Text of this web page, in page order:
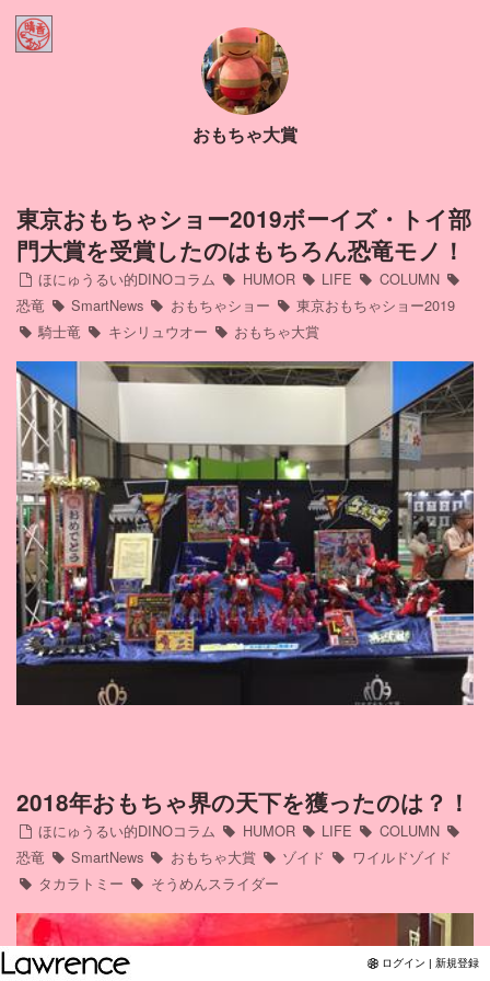
Home
ほにゅうるい的DINOコラム
Profile
インスタ
アメブロ
ミリブロ
FB
Twitter
YouTubeチャンネル
おもちゃ大賞
東京おもちゃショー2019ボーイズ・トイ部
門大賞を受賞したのはもちろん恐竜モノ！
ほにゅうるい的DINOコラム HUMOR LIFE
COLUMN
恐竜
SmartNews おもちゃショー
東京おもちゃショー2019
騎士竜
キシリュウオー おもちゃ大賞
2018年おもちゃ界の天下を獲ったのは？！
ほにゅうるい的DINOコラム HUMOR LIFE
COLUMN
恐竜
SmartNews おもちゃ大賞 ゾイド
ワイルドゾイド
タカラトミー
そうめんスライダー
ログイン | 新規登録